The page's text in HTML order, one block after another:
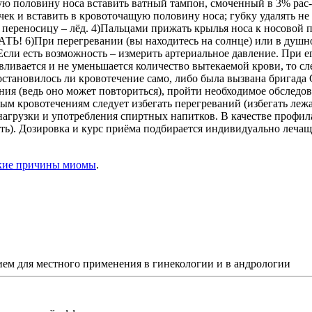
половину носа вставить ватный тампон, смоченный в 3%
и вставить в кровоточащую половину носа; губку удалять
– лёд. 4)Пальцами прижать крылья носа к носовой
6)При перегревании (вы находитесь на солнце) или в
есть возможность – измерить артериальное давление.
и не уменьшается количество вытекаемой крови, то
ли кровотечение само, либо была вызвана
(ведь оно может повториться), пройти необходимое
следует избегать перегреваний (избегать
и употребления спиртных напитков. В качестве
Дозировка и курс приёма подбирается индивидуально
причины миомы.
для местного применения в гинекологии и в андрологии